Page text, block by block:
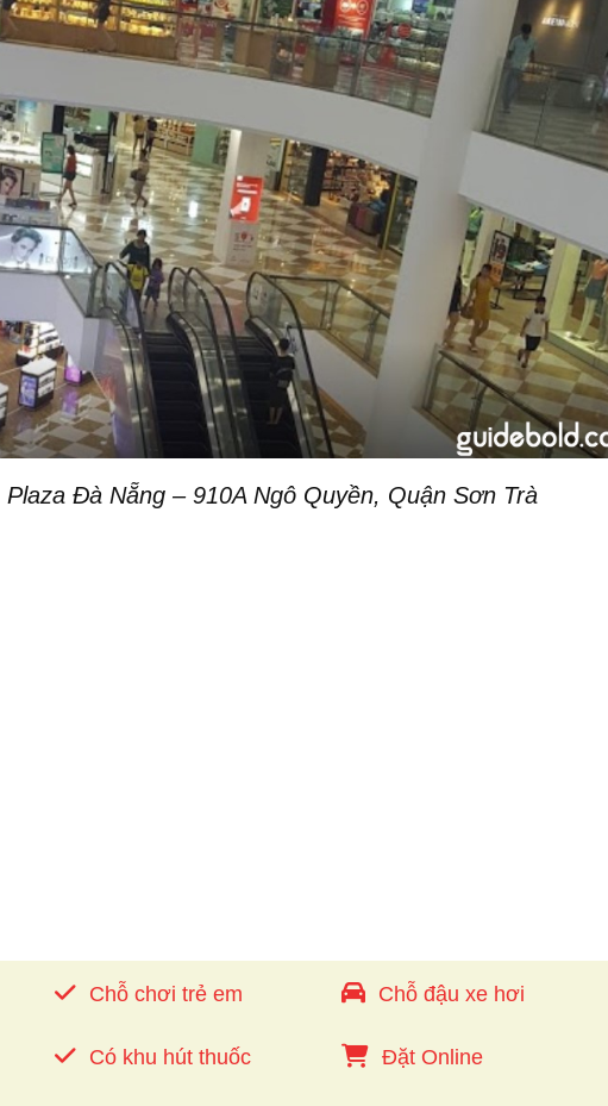
Plaza Đà Nẵng – 910A Ngô Quyền, Quận Sơn Trà
Chỗ chơi trẻ em Chỗ đậu xe hơi
Có khu hút thuốc Đặt Online